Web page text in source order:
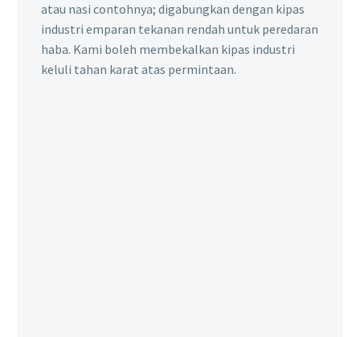
atau nasi contohnya; digabungkan dengan kipas
industri emparan tekanan rendah untuk peredaran
haba. Kami boleh membekalkan kipas industri
keluli tahan karat atas permintaan.